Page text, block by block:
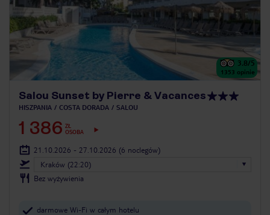
3.8/5
1353 opinie
Salou Sunset by Pierre & Vacances
HISZPANIA COSTA DORADA SALOU
1 386 ZŁ
OSOBA
21.10.2026 - 27.10.2026 (6 noclegów)
Kraków (22:20)
Bez wyżywienia
darmowe Wi-Fi w całym hotelu